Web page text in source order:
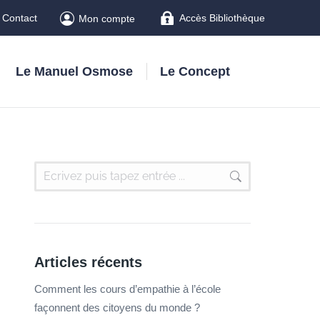
Contact Mon compte Accès Bibliothèque
Le Manuel Osmose Le Concept
Articles récents
Comment les cours d’empathie à l’école
façonnent des citoyens du monde ?